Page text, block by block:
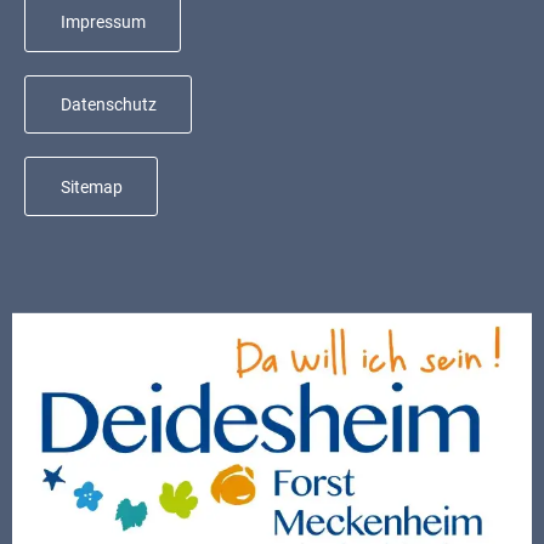
Wasser-
Abwasser
Defibrillatoren
Katastrophenschutz
Suche
bei
Social
Media
Sitemap
Impressum
Datenschutz
Sitemap